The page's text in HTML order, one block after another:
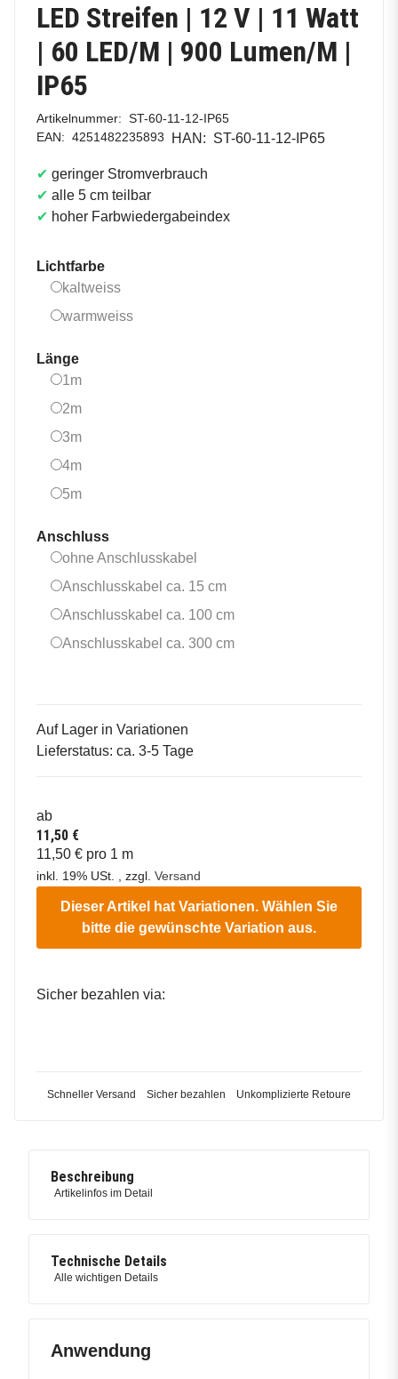
LED Streifen | 12 V | 11 Watt
| 60 LED/M | 900 Lumen/M |
IP65
Artikelnummer: ST-60-11-12-IP65
EAN: 4251482235893 HAN: ST-60-11-12-IP65
✔ geringer Stromverbrauch
✔ alle 5 cm teilbar
✔ hoher Farbwiedergabeindex
Lichtfarbe
kaltweisskaltweiss
warmweisswarmweiss
Länge
1m1m
2m2m
3m3m
4m4m
5m5m
Anschluss
ohne Anschlusskabel
Anschlusskabel ca. 15 cmAnschlusskabel ca. 15 cm
Anschlusskabel ca. 100 cmAnschlusskabel ca. 100
Anschlusskabel ca. 300 cmAnschlusskabel ca. 300
Auf Lager in Variationen
Lieferstatus: ca. 3-5 Tage
ab
11,50 €
11,50 € pro 1 m
inkl. 19% USt. , zzgl. Versand
Dieser Artikel hat Variationen. Wählen Sie
bitte die gewünschte Variation aus.
Sicher bezahlen via:
Schneller Versand Sicher bezahlen Unkomplizierte Retoure
Beschreibung
Artikelinfos im Detail
Technische Details
Alle wichtigen Details
Anwendung